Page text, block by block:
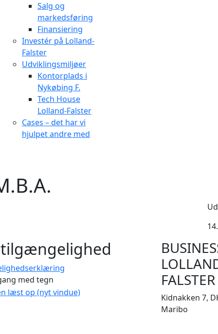
Salg og
markedsføring
Finansiering
Investér på Lolland-
Falster
Udviklingsmiljøer
Kontorplads i
Nykøbing F.
Tech House
Lolland-Falster
Cases – det har vi
hjulpet andre med
med tegn
læst op (nyt vindue)
FALSTER
Kidnakken 7,
Maribo